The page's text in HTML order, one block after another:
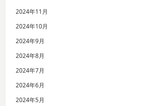
2024年11月
2024年10月
2024年9月
2024年8月
2024年7月
2024年6月
2024年5月